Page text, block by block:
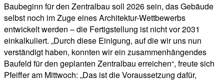
Baubeginn für den Zentralbau soll 2026 sein, das Gebäude
selbst noch im Zuge eines Architektur-Wettbewerbs
entwickelt werden – die Fertigstellung ist nicht vor 2031
einkalkuliert. „Durch diese Einigung, auf die wir uns nun
verständigt haben, konnten wir ein zusammenhängendes
Baufeld für den geplanten Zentralbau erreichen“, freute sich
Pfeiffer am Mittwoch: „Das ist die Voraussetzung dafür,